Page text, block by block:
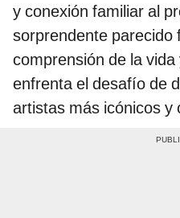
y conexión familiar al
sorprendente parecido
comprensión de la
enfrenta el desafío de
artistas más icónicos y